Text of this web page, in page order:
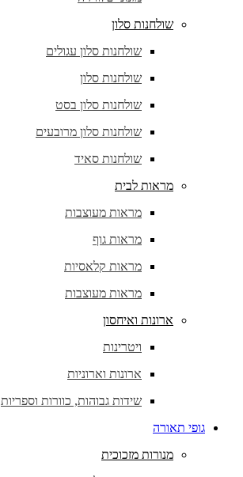
שולחנות סלון
שולחנות סלון עגולים
שולחנות סלון
שולחנות סלון בסט
שולחנות סלון מרובעים
שולחנות סאיד
מראות לבית
מראות מעוצבות
מראות גוף
מראות קלאסיות
מראות מעוצבות
ארונות ואיחסון
ויטרינות
ארונות וארוניות
שידות גבוהות, כוורות וספריות
גופי תאורה
מנורות מזכוכית